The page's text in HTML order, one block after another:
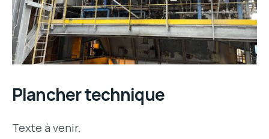
Plancher technique
Texte à venir.